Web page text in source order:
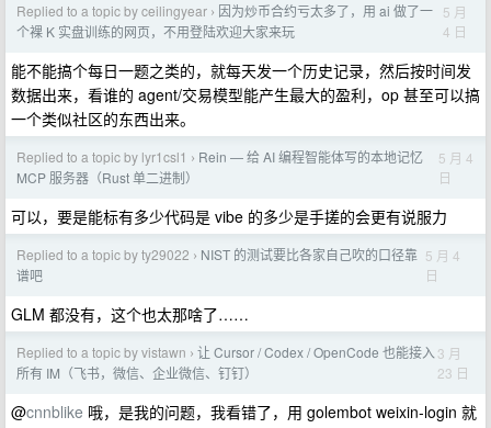
Replied to a topic by ceilingyear › 因为炒币合约亏太多了，用 ai 做了一
个裸 K 实盘训练的网页，不用登陆欢迎大家来玩
5 月
4 日
能不能搞个每日一题之类的，就每天发一个历史记录，然后按时间发
数据出来，看谁的 agent/交易模型能产生最大的盈利，op 甚至可以搞
一个类似社区的东西出来。
Replied to a topic by lyr1csl1 › Rein — 给 AI 编程智能体写的本地记忆
MCP 服务器（Rust 单二进制）
5 月 4
日
可以，要是能标有多少代码是 vibe 的多少是手搓的会更有说服力
Replied to a topic by ty29022 › NIST 的测试要比各家自己吹的口径靠
谱吧
5 月 4
日
GLM 都没有，这个也太那啥了……
Replied to a topic by vistawn › 让 Cursor / Codex / OpenCode 也能接入
所有 IM（飞书，微信、企业微信、钉钉）
3 月
23 日
@cnnblike 哦，是我的问题，我看错了，用 golembot weixin-login 就